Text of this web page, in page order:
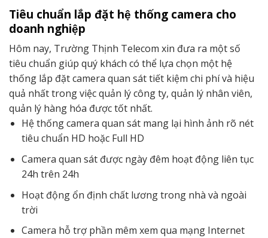
Tiêu chuẩn lắp đặt hệ thống camera cho
doanh nghiệp
Hôm nay, Trường Thịnh Telecom xin đưa ra một số
tiêu chuẩn giúp quý khách có thể lựa chọn một hệ
thống lắp đặt camera quan sát tiết kiệm chi phí và hiệu
quả nhất trong việc quản lý công ty, quản lý nhân viên,
quản lý hàng hóa được tốt nhất.
Hệ thống camera quan sát mang lại hình ảnh rõ nét
tiêu chuẩn HD hoặc Full HD
Camera quan sát được ngày đêm hoạt động liên tục
24h trên 24h
Hoạt động ổn định chất lương trong nhà và ngoài
trời
Camera hỗ trợ phần mêm xem qua mạng Internet